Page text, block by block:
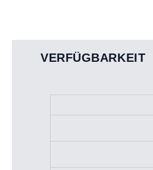
VERFÜGBARKEIT